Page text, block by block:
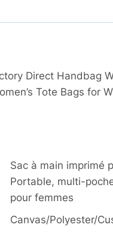
Direct Handbag
Tote Bags for
Sac à main imprimé
Portable, multi-
pour femmes
Canvas/Polyester/